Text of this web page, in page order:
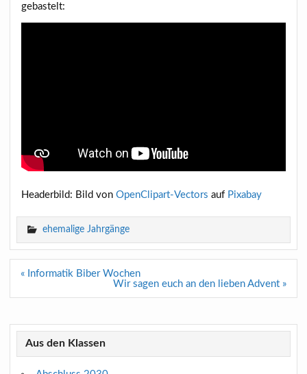
gebastelt:
Headerbild: Bild vonOpenClipart-Vectors auf Pixabay
ehemalige Jahrgänge
Beitragsnavigation
« Informatik Biber Wochen
Wir sagen euch an den lieben Advent »
Aus den Klassen